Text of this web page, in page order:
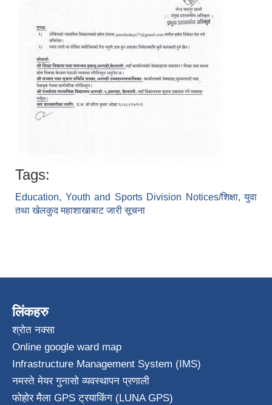
Tags:
Education, Youth and Sports Division Notices/शिक्षा, युवा
तथा खेलकुद महाशाखाबाट जारी सूचना
लिंकहरु
श्रोत नक्सा
Online google ward map
Infrastructure Management System (IMS)
नमस्ते मेयर गुनासो व्यवस्थापन प्रणाली
फोहोर मैला GPS ट्रयाकिंग (LUNA GPS)